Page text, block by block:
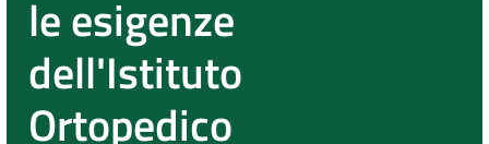
le esigenze
dell'Istituto
Ortopedico